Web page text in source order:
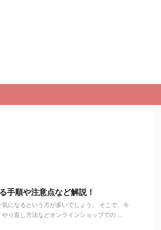
手順や注意点など解説！
になるという方が多いでしょう。 そこで、今
り直し方法などオンラインショップでの ...